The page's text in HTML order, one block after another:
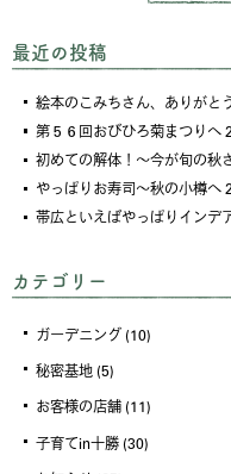
最近の投稿
絵本のこみちさん、ありがと
第５６回おびひろ菊まつりへ
初めての解体！～今が旬の秋
やっぱりお寿司～秋の小樽へ
帯広といえばやっぱりインデ
カテゴリー
ガーデニング (10)
秘密基地 (5)
お客様の店舗 (11)
子育てin十勝 (30)